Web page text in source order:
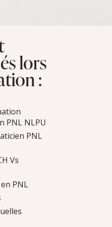
lors
:
PNL NLPU
PNL
Vs
PNL